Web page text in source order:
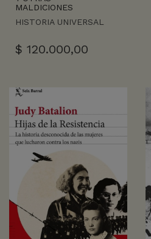
MALDICIONES
HISTORIA UNIVERSAL
$ 120.000,00